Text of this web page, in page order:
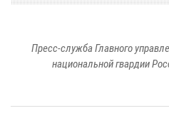
Пресс-служба Главного
национальной гвардии